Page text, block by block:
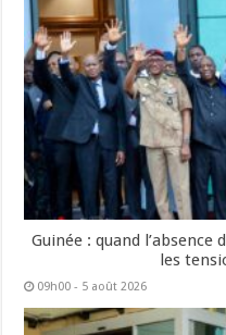
Guinée : quand
les
09h00 - 5 août 2026